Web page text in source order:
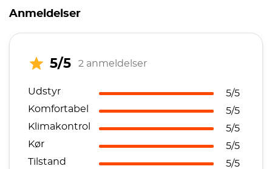
Anmeldelser
5/5 2 anmeldelser
Udstyr
5/5
Komfortabel
5/5
Klimakontrol
5/5
Kør
5/5
Tilstand
5/5